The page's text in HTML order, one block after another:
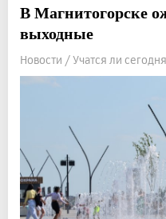
В Магнитогорске
выходные
Новости / Учатся ли